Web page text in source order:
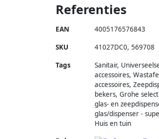
Referenties
EAN 4005176576843
SKU 41027DC0, 569708
Tags
Sanitair,
accessoires,
accessoires,
bekers, Grohe
glas- en
glas/dispenser -
Huis en tuin